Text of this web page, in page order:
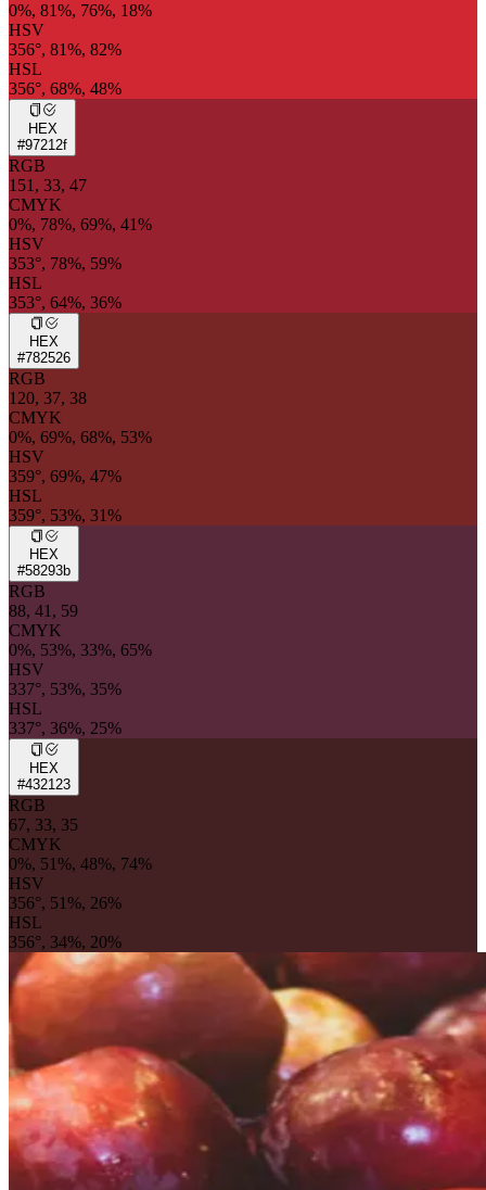
0%, 81%, 76%, 18%
HSV
356°, 81%, 82%
HSL
356°, 68%, 48%
HEX
#97212f
RGB
151, 33, 47
CMYK
0%, 78%, 69%, 41%
HSV
353°, 78%, 59%
HSL
353°, 64%, 36%
HEX
#782526
RGB
120, 37, 38
CMYK
0%, 69%, 68%, 53%
HSV
359°, 69%, 47%
HSL
359°, 53%, 31%
HEX
#58293b
RGB
88, 41, 59
CMYK
0%, 53%, 33%, 65%
HSV
337°, 53%, 35%
HSL
337°, 36%, 25%
HEX
#432123
RGB
67, 33, 35
CMYK
0%, 51%, 48%, 74%
HSV
356°, 51%, 26%
HSL
356°, 34%, 20%